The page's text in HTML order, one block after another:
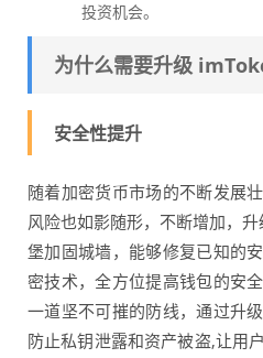
投资机会。
为什么需要升级
安全性提升
随着加密货币市场的不断发展
风险也如影随形，不断增加，
堡加固城墙，能够修复已知的
密技术，全方位提高钱包的安
一道坚不可摧的防线，通过升
防止私钥泄露和资产被盗,让用